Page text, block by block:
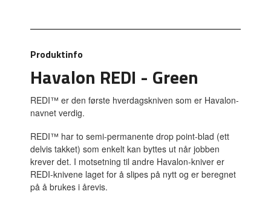
Produktinfo
Havalon REDI - Green
REDI™ er den første hverdagskniven som er Havalon-
navnet verdig.
REDI™ har to semi-permanente drop point-blad (ett
delvis takket) som enkelt kan byttes ut når jobben
krever det. I motsetning til andre Havalon-kniver er
REDI-knivene laget for å slipes på nytt og er beregnet
på å brukes i årevis.